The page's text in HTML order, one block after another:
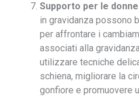
Supporto per le
in gravidanza possono
per affrontare i
associati alla
utilizzare tecniche
schiena, migliorare la
gonfiore e promuovere